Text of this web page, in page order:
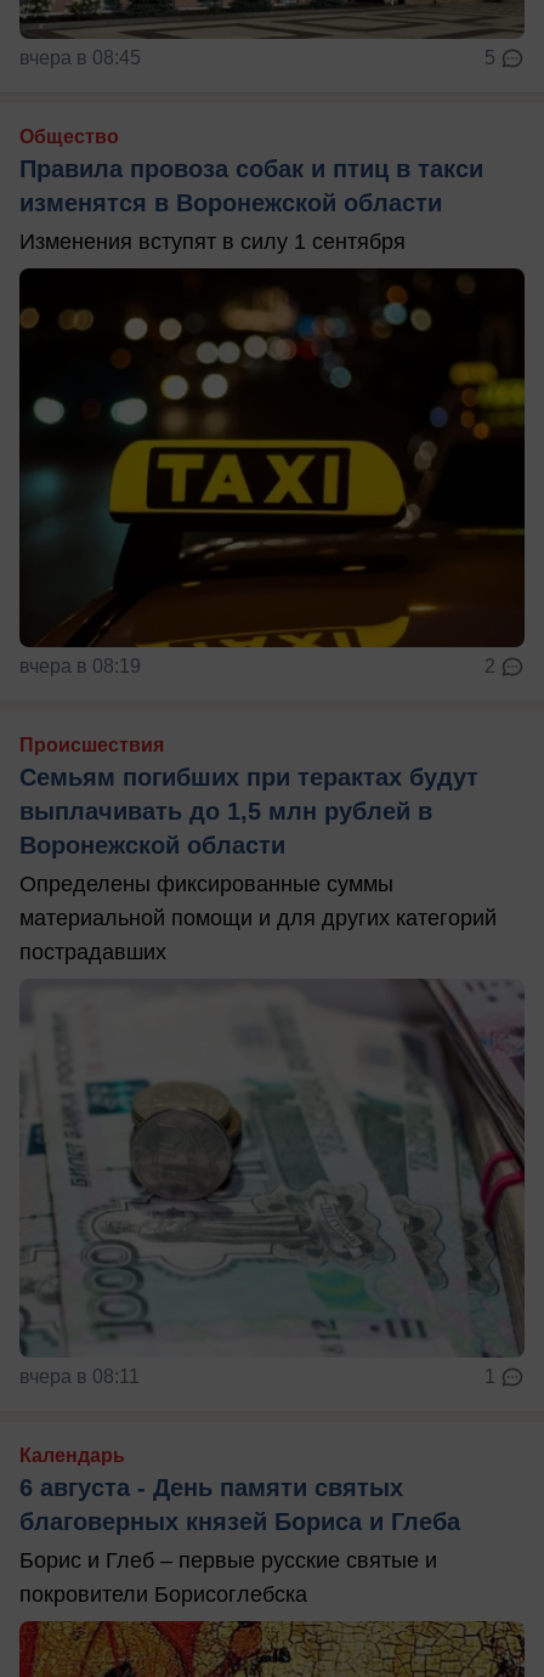
вчера в 08:45 5
Общество
Правила провоза собак и птиц в такси
изменятся в Воронежской области
Изменения вступят в силу 1 сентября
вчера в 08:19 2
Происшествия
Семьям погибших при терактах будут
выплачивать до 1,5 млн рублей в
Воронежской области
Определены фиксированные суммы
материальной помощи и для других категорий
пострадавших
вчера в 08:11 1
Календарь
6 августа - День памяти святых
благоверных князей Бориса и Глеба
Борис и Глеб – первые русские святые и
покровители Борисоглебска